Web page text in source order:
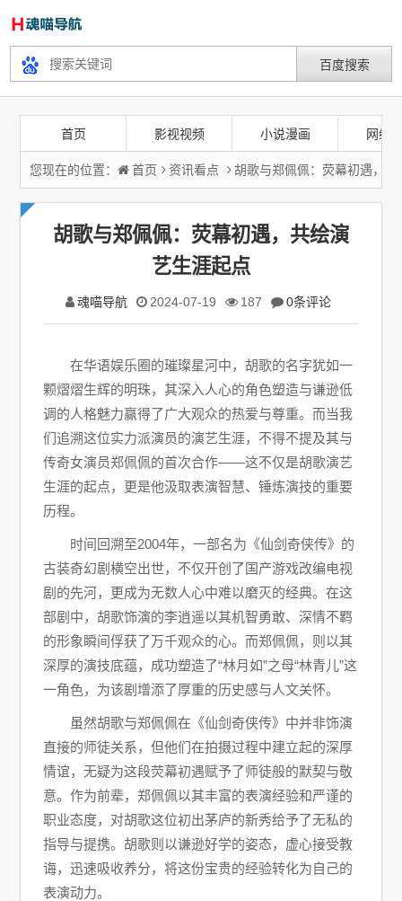
首页 影视视频 小说漫画 网络
您现在的位置： 首页 资讯看点 胡歌与郑佩佩：荧幕初遇，
胡歌与郑佩佩：荧幕初遇，共绘演
艺生涯起点
魂喵导航 2024-07-19 187 0条评论
在华语娱乐圈的璀璨星河中，胡歌的名字犹如一
颗熠熠生辉的明珠，其深入人心的角色塑造与谦逊低
调的人格魅力赢得了广大观众的热爱与尊重。而当我
们追溯这位实力派演员的演艺生涯，不得不提及其与
传奇女演员郑佩佩的首次合作——这不仅是胡歌演艺
生涯的起点，更是他汲取表演智慧、锤炼演技的重要
历程。
时间回溯至2004年，一部名为《仙剑奇侠传》的
古装奇幻剧横空出世，不仅开创了国产游戏改编电视
剧的先河，更成为无数人心中难以磨灭的经典。在这
部剧中，胡歌饰演的李逍遥以其机智勇敢、深情不羁
的形象瞬间俘获了万千观众的心。而郑佩佩，则以其
深厚的演技底蕴，成功塑造了“林月如”之母“林青儿”这
一角色，为该剧增添了厚重的历史感与人文关怀。
虽然胡歌与郑佩佩在《仙剑奇侠传》中并非饰演
直接的师徒关系，但他们在拍摄过程中建立起的深厚
情谊，无疑为这段荧幕初遇赋予了师徒般的默契与敬
意。作为前辈，郑佩佩以其丰富的表演经验和严谨的
职业态度，对胡歌这位初出茅庐的新秀给予了无私的
指导与提携。胡歌则以谦逊好学的姿态，虚心接受教
诲，迅速吸收养分，将这份宝贵的经验转化为自己的
表演动力。